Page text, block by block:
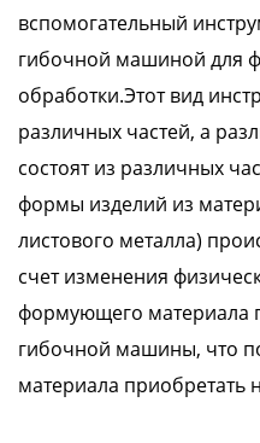
вспомогательный
гибочной машиной для
обработки.Этот вид
различных частей, а
состоят из различных
формы изделий из
листового металла)
счет изменения
формующего материала
гибочной машины, что
материала